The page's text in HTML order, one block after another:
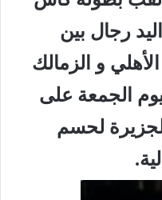
رجال بين
و الزمالك
الجمعة على
لحسم